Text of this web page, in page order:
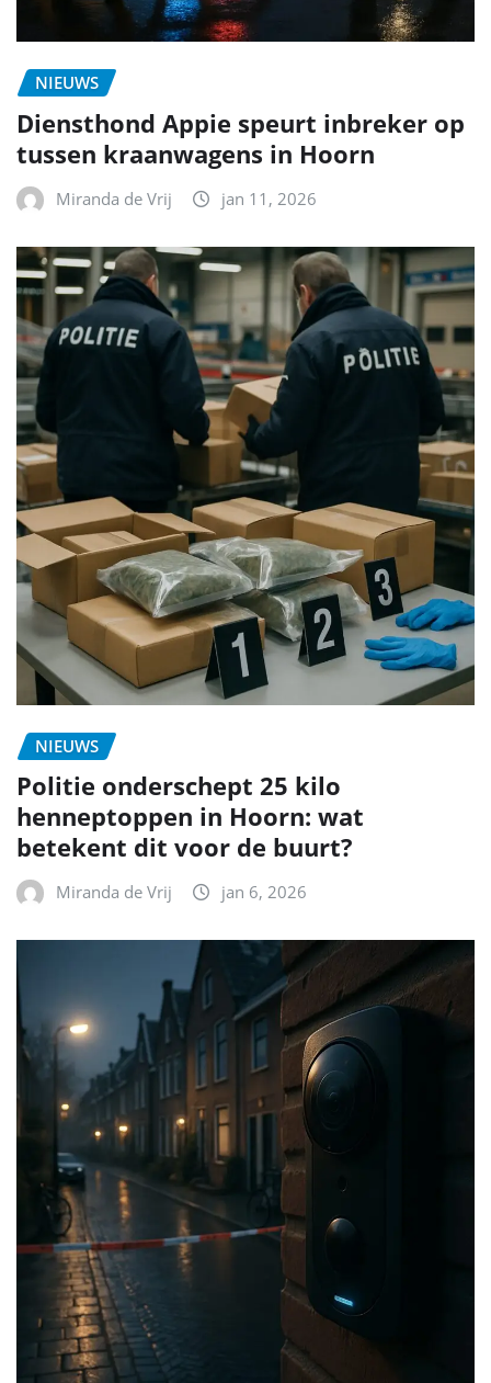
NIEUWS
Diensthond Appie speurt inbreker op
tussen kraanwagens in Hoorn
Miranda de Vrij jan 11, 2026
NIEUWS
Politie onderschept 25 kilo
henneptoppen in Hoorn: wat
betekent dit voor de buurt?
Miranda de Vrij jan 6, 2026